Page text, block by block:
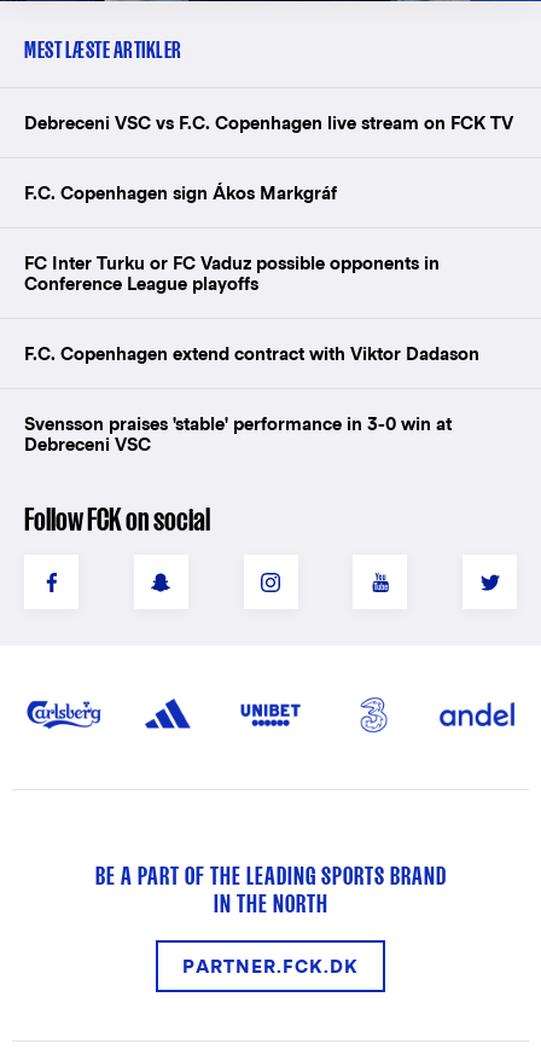
MEST LÆSTE ARTIKLER
Debreceni VSC vs F.C. Copenhagen live stream on FCK TV
F.C. Copenhagen sign Ákos Markgráf
FC Inter Turku or FC Vaduz possible opponents in
Conference League playoffs
F.C. Copenhagen extend contract with Viktor Dadason
Svensson praises 'stable' performance in 3-0 win at
Debreceni VSC
Follow FCK on social
BE A PART OF THE LEADING SPORTS BRAND
IN THE NORTH
PARTNER.FCK.DK